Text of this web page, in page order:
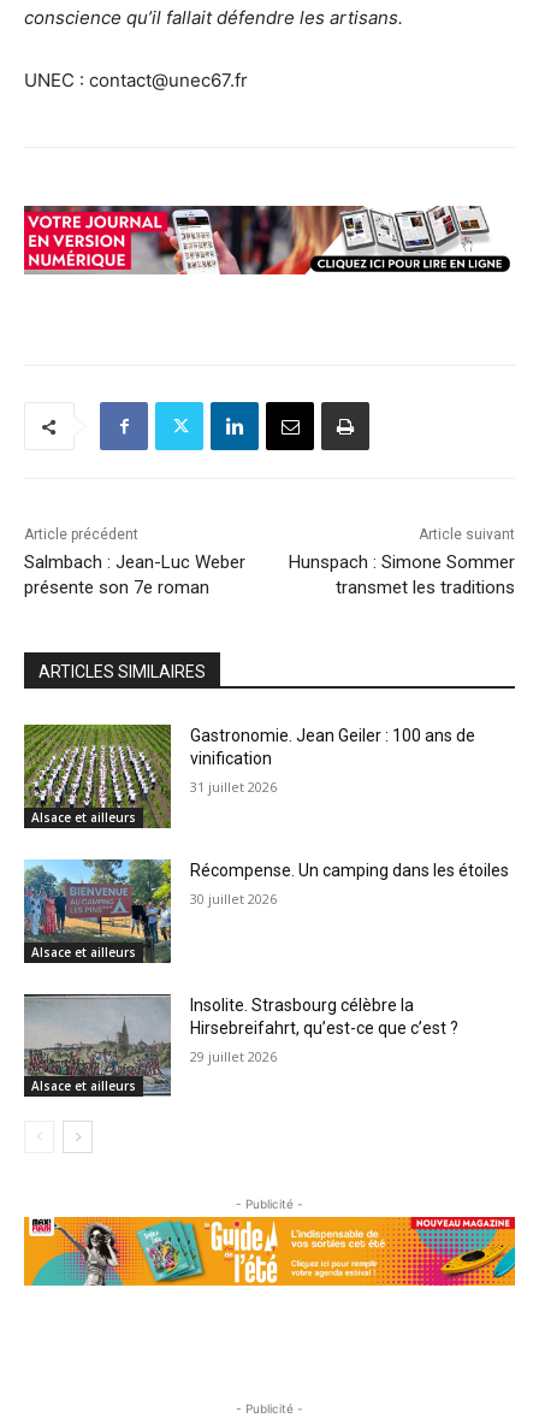
conscience qu’il fallait défendre les artisans.
UNEC : contact@unec67.fr
Article précédent
Salmbach : Jean-Luc Weber
présente son 7e roman
Article suivant
Hunspach : Simone Sommer
transmet les traditions
ARTICLES SIMILAIRES
Alsace et ailleurs
Gastronomie. Jean Geiler : 100 ans de
vinification
31 juillet 2026
Alsace et ailleurs
Récompense. Un camping dans les étoiles
30 juillet 2026
Alsace et ailleurs
Insolite. Strasbourg célèbre la
Hirsebreifahrt, qu’est-ce que c’est ?
29 juillet 2026
- Publicité -
- Publicité -